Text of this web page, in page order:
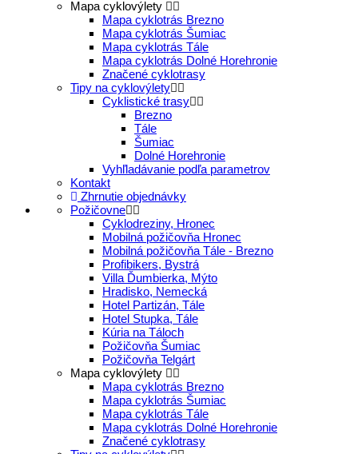
Mapa cyklovýlety
Mapa cyklotrás Brezno
Mapa cyklotrás Šumiac
Mapa cyklotrás Tále
Mapa cyklotrás Dolné Horehronie
Značené cyklotrasy
Tipy na cyklovýlety
Cyklistické trasy
Brezno
Tále
Šumiac
Dolné Horehronie
Vyhľladávanie podľa parametrov
Kontakt
Zhrnutie objednávky
Požičovne
Cyklodreziny, Hronec
Mobilná požičovňa Hronec
Mobilná požičovňa Tále - Brezno
Profibikers, Bystrá
Villa Ďumbierka, Mýto
Hradisko, Nemecká
Hotel Partizán, Tále
Hotel Stupka, Tále
Kúria na Táloch
Požičovňa Šumiac
Požičovňa Telgárt
Mapa cyklovýlety
Mapa cyklotrás Brezno
Mapa cyklotrás Šumiac
Mapa cyklotrás Tále
Mapa cyklotrás Dolné Horehronie
Značené cyklotrasy